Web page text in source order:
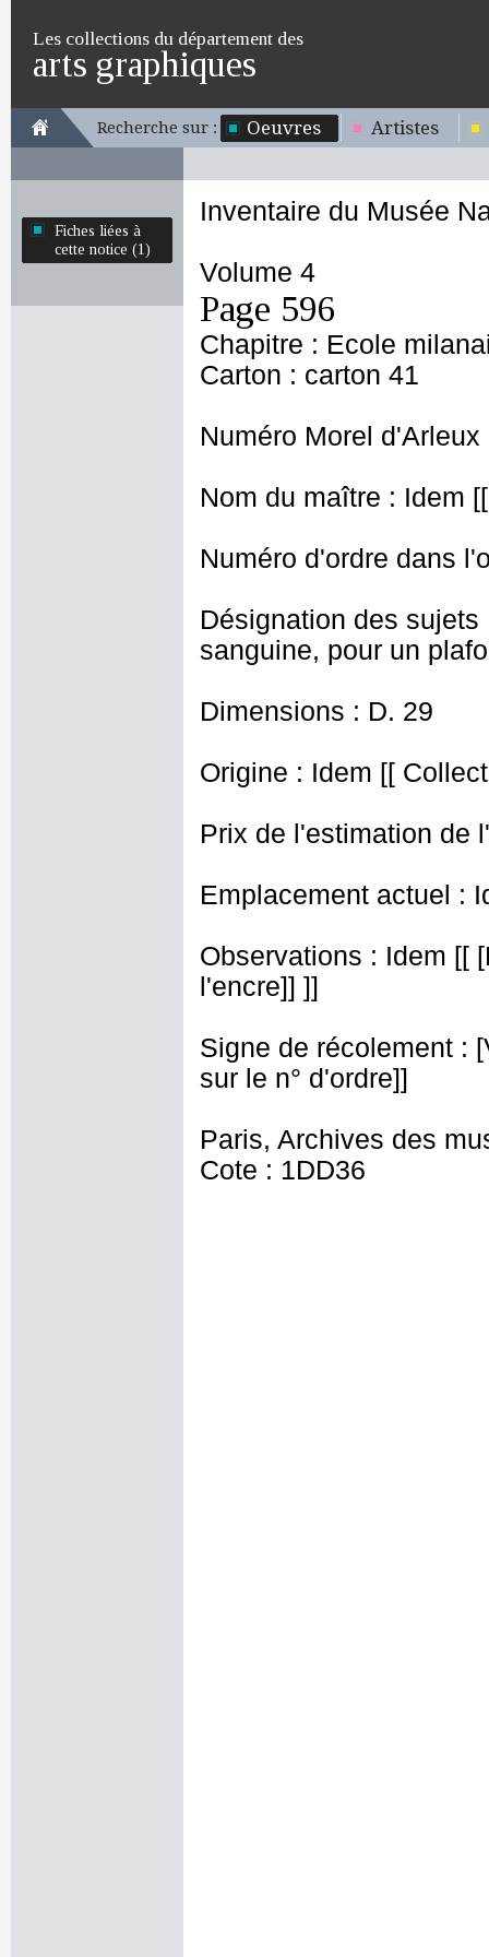
Les collections du département des
arts graphiques
Recherche sur : Oeuvres Artistes
Fiches liées à
cette notice (1)
Inventaire du Musée
Volume 4
Page 596
Chapitre : Ecole
Carton : carton 41
Numéro Morel d'Arleux
Nom du maître : Idem
Numéro d'ordre dans
Désignation des
sanguine, pour un
Dimensions : D. 29
Origine : Idem [[
Prix de l'estimation de
Emplacement actuel :
Observations : Idem [[
l'encre]] ]]
Signe de récolement :
sur le n° d'ordre]]
Paris, Archives des
Cote : 1DD36